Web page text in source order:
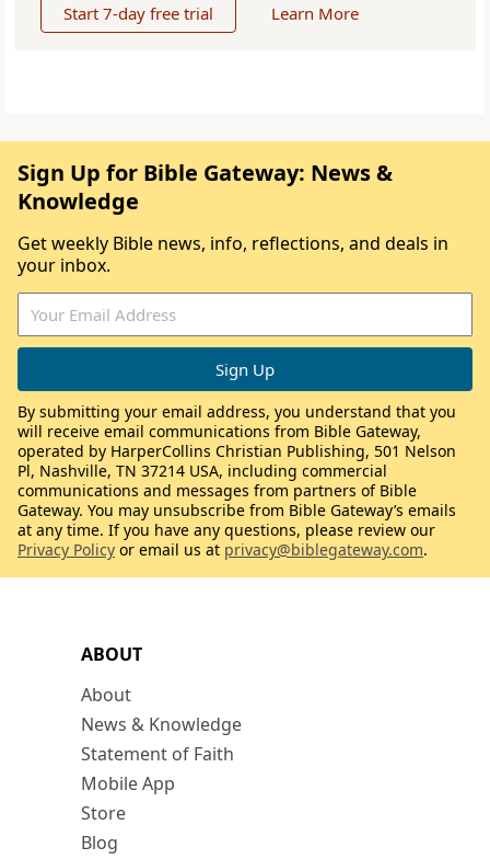
Start 7-day free trial Learn More
ABOUT
About
News & Knowledge
Statement of Faith
Mobile App
Store
Blog
Sign Up for Bible Gateway: News &
Knowledge
Get weekly Bible news, info, reflections, and deals in
your inbox.
By submitting your email address, you understand that you
will receive email communications from Bible Gateway,
operated by HarperCollins Christian Publishing, 501 Nelson
Pl, Nashville, TN 37214 USA, including commercial
communications and messages from partners of Bible
Gateway. You may unsubscribe from Bible Gateway’s emails
at any time. If you have any questions, please review our
Privacy Policy or email us at privacy@biblegateway.com.